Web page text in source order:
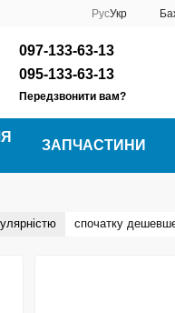
РусУкр
097-133-63-13
095-133-63-13
Передзвонити вам?
ЗАПЧАСТИНИ
спочатку